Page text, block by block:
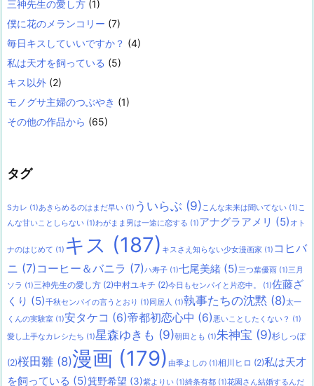
三神先生の愛し方 (1)
僕に花のメランコリー (7)
毎日キスしていいですか？ (4)
私は天才を飼っている (5)
キス以外 (2)
モノグサ主婦のつぶやき (1)
その他の作品から (65)
タグ
Sカレ (1)あきらめるのはまだ早い (1) ういらぶ (9)こんな未来は聞いてない (1)こ
んな甘いことしらない (1)わがまま男は一途に恋する (1)アナグラアメリ (5) オト
ナのはじめて (1) キス (187) キスさえ知らない少女漫画家 (1) コヒバ
ニ (7)コーヒー＆バニラ (7)ハ寿子 (1)七尾美緒 (5)三つ葉優雨 (1)三月
ソラ (1)三神先生の愛し方 (2)中村ユキチ (2)今日もセンパイと片恋中。 (1)佐藤ざ
くり (5)千秋センパイの言うとおり (1)同居人 (1)執事たちの沈黙 (8)太一
くんの実験室 (1)安タケコ (6)帝都初恋心中 (6)悪いことしたくない？ (1)
愛し上手なカレシたち (1)星森ゆきも (9)朝田とも (1)朱神宝 (9)杉しっぽ
(2)桜田雛 (8)漫画 (179) 由季よしの (1)相川ヒロ (2)私は天才
を飼っている (5)箕野希望 (3)紫よりい (1)綺条有都 (1)花園さん結婚するんだ